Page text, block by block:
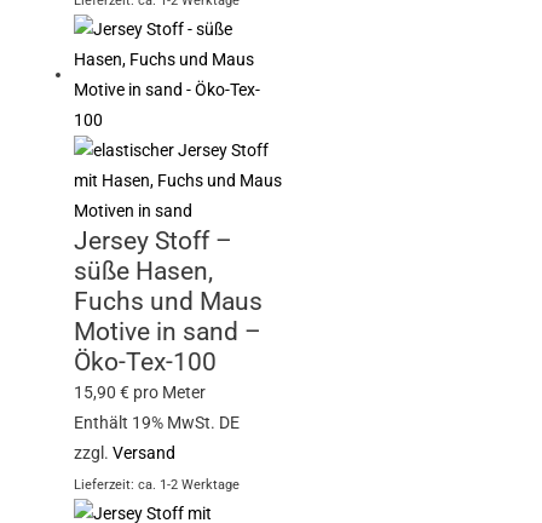
Jersey Stoff –
süße Hasen,
Fuchs und Maus
Motive in sand –
Öko-Tex-100
15,90€ pro Meter
Enthält 19% MwSt. DE
zzgl.Versand
Lieferzeit: ca. 1-2 Werktage